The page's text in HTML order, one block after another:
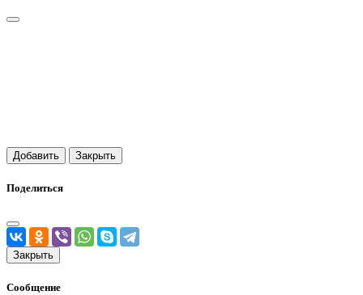
Добавить Закрыть
Поделиться
Закрыть
Сообщение